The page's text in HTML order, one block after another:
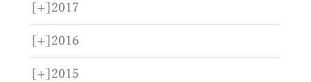
[+] 2017
[+] 2016
[+] 2015